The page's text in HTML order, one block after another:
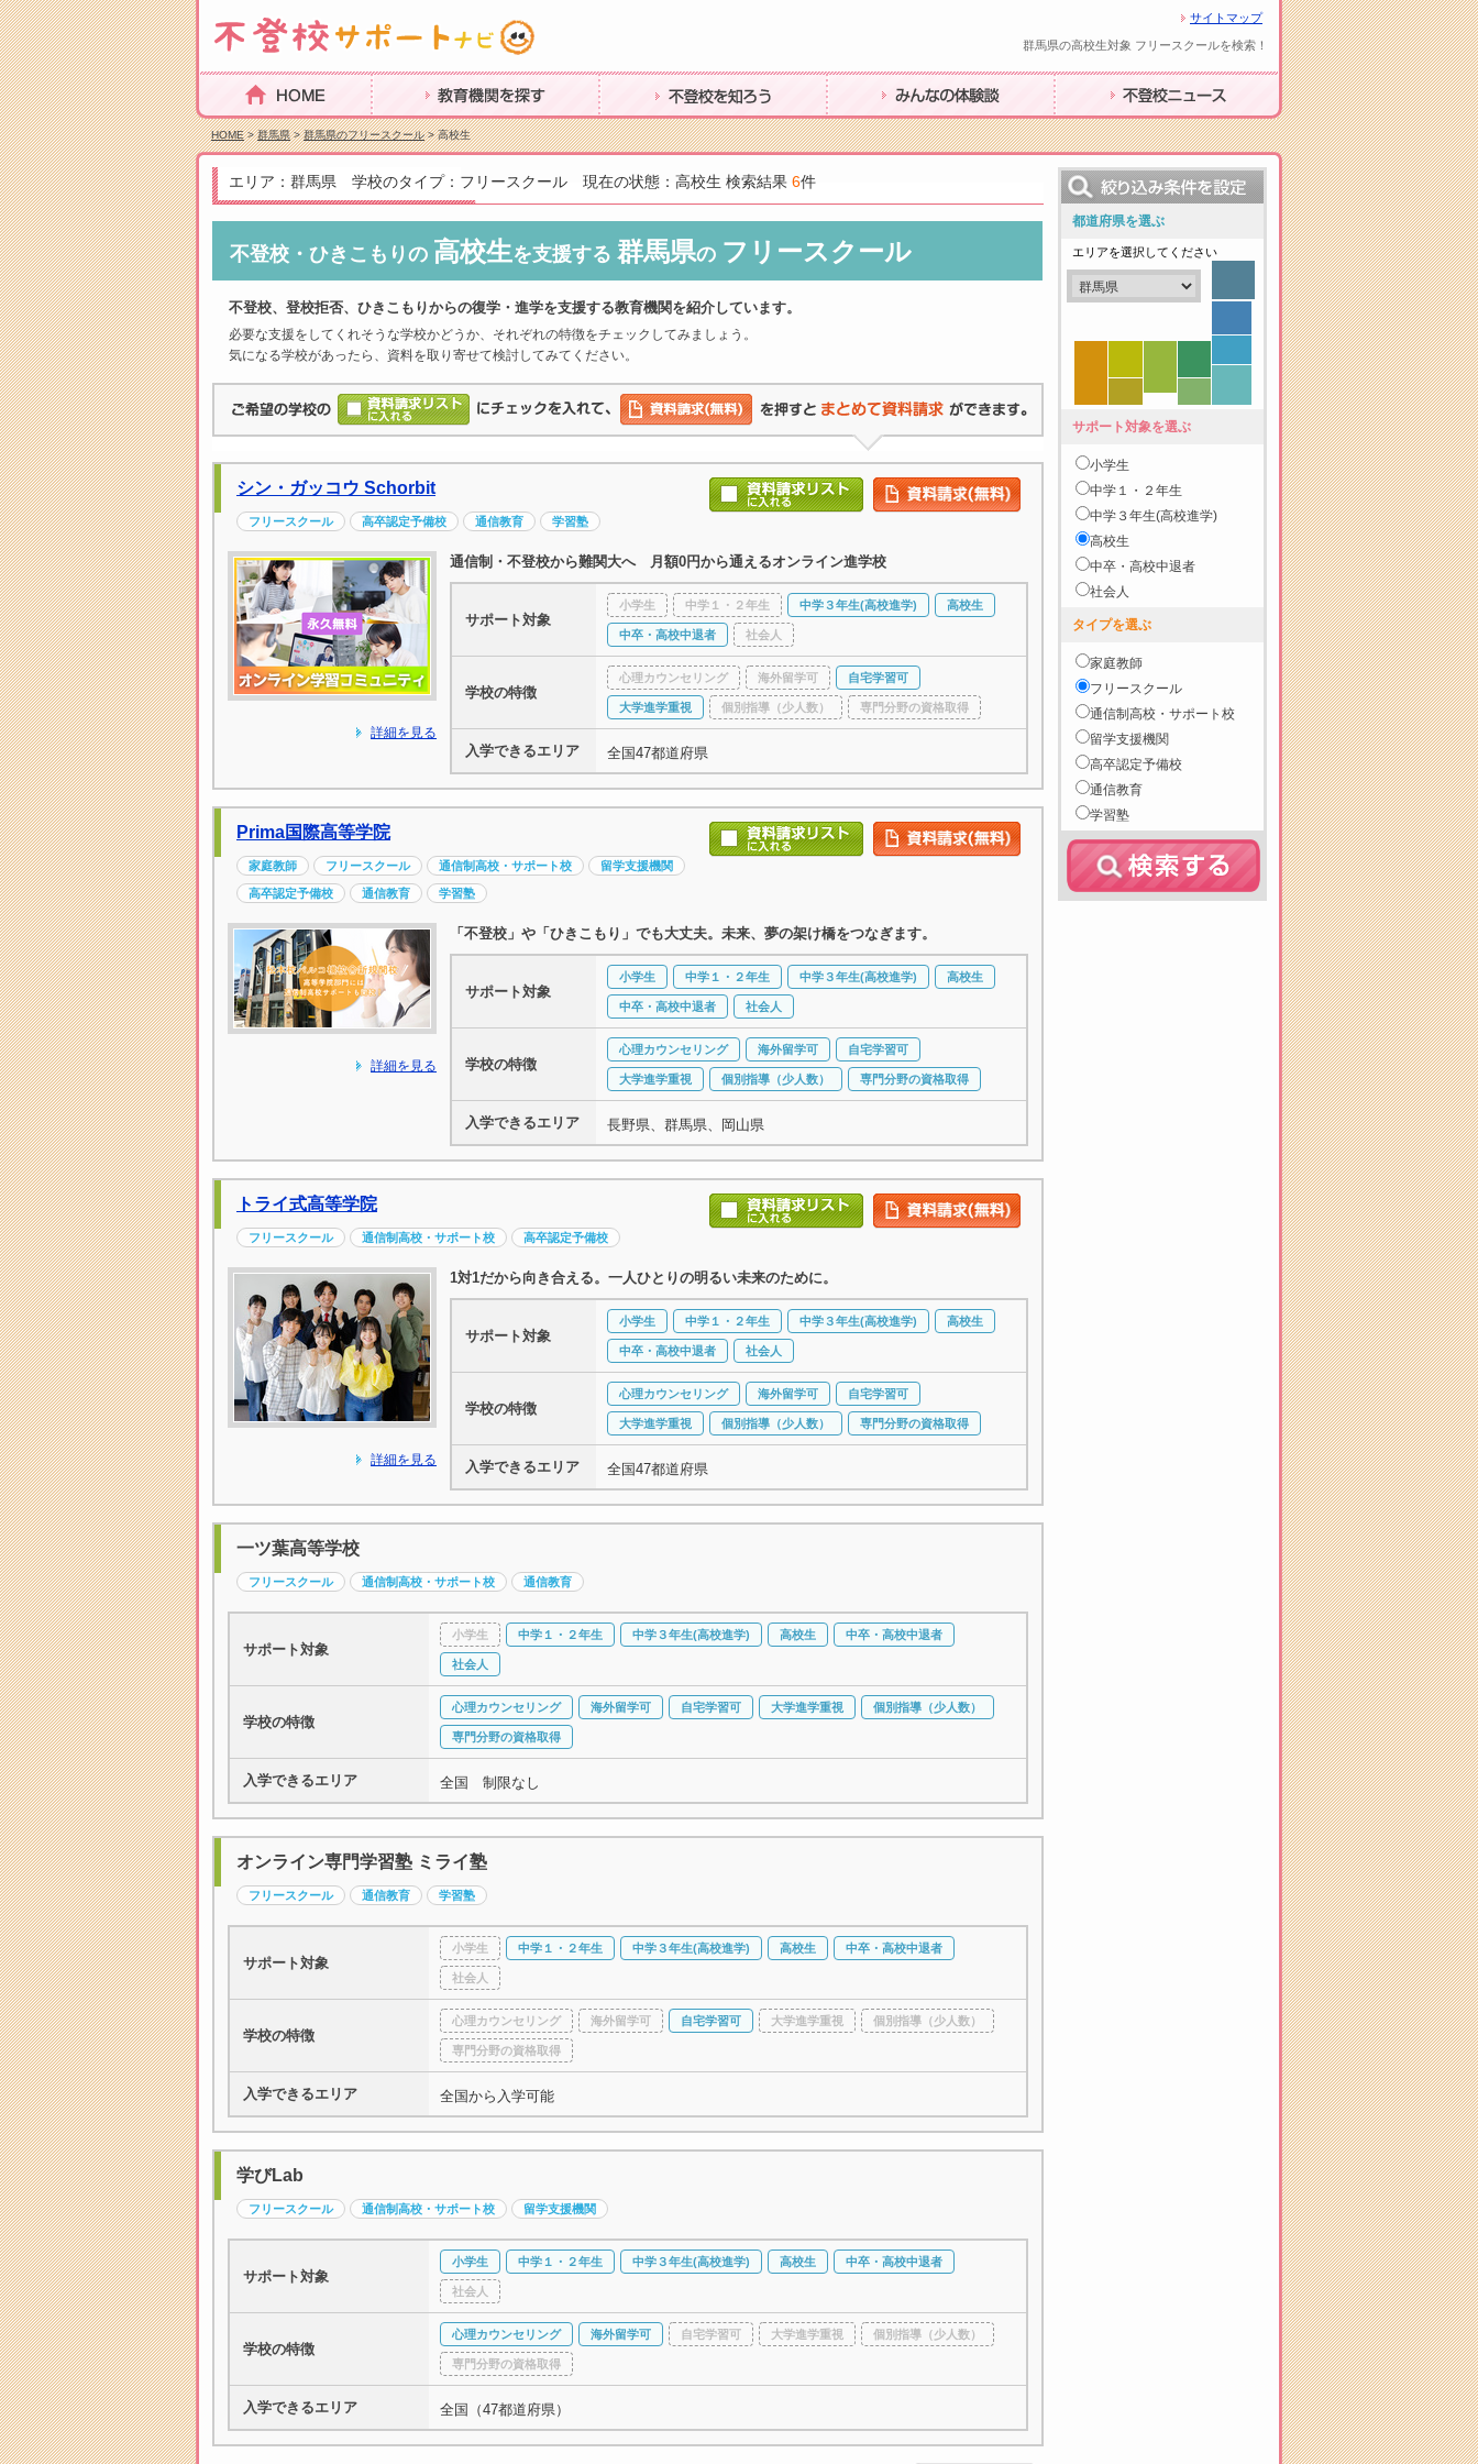
サイトマップ
群馬県の高校生対象 フリースクールを検索！
HOME 教育機関を探す 不登校を知ろう みんなの体験談 不登校ニュース
HOME>群馬県>群馬県のフリースクール> 高校生
エリア：群馬県 学校のタイプ：フリースクール 現在の状態：高校生 検索結果 6件
不登校・ひきこもりの 高校生を支援する 群馬県の フリースクール
不登校、登校拒否、ひきこもりからの復学・進学を支援する教育機関を紹介しています。
必要な支援をしてくれそうな学校かどうか、それぞれの特徴をチェックしてみましょう。
気になる学校があったら、資料を取り寄せて検討してみてください。
シン・ガッコウ Schorbit
フリースクール 高卒認定予備校 通信教育 学習塾
詳細を見る
通信制・不登校から難関大へ 月額0円から通えるオンライン進学校
サポート対象
小学生 中学１・２年生 中学３年生(高校進学) 高校生
中卒・高校中退者 社会人
学校の特徴
心理カウンセリング 海外留学可 自宅学習可
大学進学重視 個別指導（少人数） 専門分野の資格取得
入学できるエリア 全国47都道府県
Prima国際高等学院
家庭教師 フリースクール 通信制高校・サポート校 留学支援機関
高卒認定予備校 通信教育 学習塾
詳細を見る
「不登校」や「ひきこもり」でも大丈夫。未来、夢の架け橋をつなぎます。
サポート対象
小学生 中学１・２年生 中学３年生(高校進学) 高校生
中卒・高校中退者 社会人
学校の特徴
心理カウンセリング 海外留学可 自宅学習可
大学進学重視 個別指導（少人数） 専門分野の資格取得
入学できるエリア 長野県、群馬県、岡山県
トライ式高等学院
フリースクール 通信制高校・サポート校 高卒認定予備校
詳細を見る
1対1だから向き合える。一人ひとりの明るい未来のために。
サポート対象
小学生 中学１・２年生 中学３年生(高校進学) 高校生
中卒・高校中退者 社会人
学校の特徴
心理カウンセリング 海外留学可 自宅学習可
大学進学重視 個別指導（少人数） 専門分野の資格取得
入学できるエリア 全国47都道府県
一ツ葉高等学校
フリースクール 通信制高校・サポート校 通信教育
サポート対象
小学生 中学１・２年生 中学３年生(高校進学) 高校生 中卒・高校中退者
社会人
学校の特徴
心理カウンセリング 海外留学可 自宅学習可 大学進学重視 個別指導（少人数）
専門分野の資格取得
入学できるエリア 全国 制限なし
オンライン専門学習塾 ミライ塾
フリースクール 通信教育 学習塾
サポート対象
小学生 中学１・２年生 中学３年生(高校進学) 高校生 中卒・高校中退者
社会人
学校の特徴
心理カウンセリング 海外留学可 自宅学習可 大学進学重視 個別指導（少人数）
専門分野の資格取得
入学できるエリア 全国から入学可能
学びLab
フリースクール 通信制高校・サポート校 留学支援機関
サポート対象
小学生 中学１・２年生 中学３年生(高校進学) 高校生 中卒・高校中退者
社会人
学校の特徴
心理カウンセリング 海外留学可 自宅学習可 大学進学重視 個別指導（少人数）
専門分野の資格取得
入学できるエリア 全国（47都道府県）
都道府県を選ぶ
エリアを選択してください
サポート対象を選ぶ
小学生
中学１・２年生
中学３年生(高校進学)
高校生
中卒・高校中退者
社会人
タイプを選ぶ
家庭教師
フリースクール
通信制高校・サポート校
留学支援機関
高卒認定予備校
通信教育
学習塾